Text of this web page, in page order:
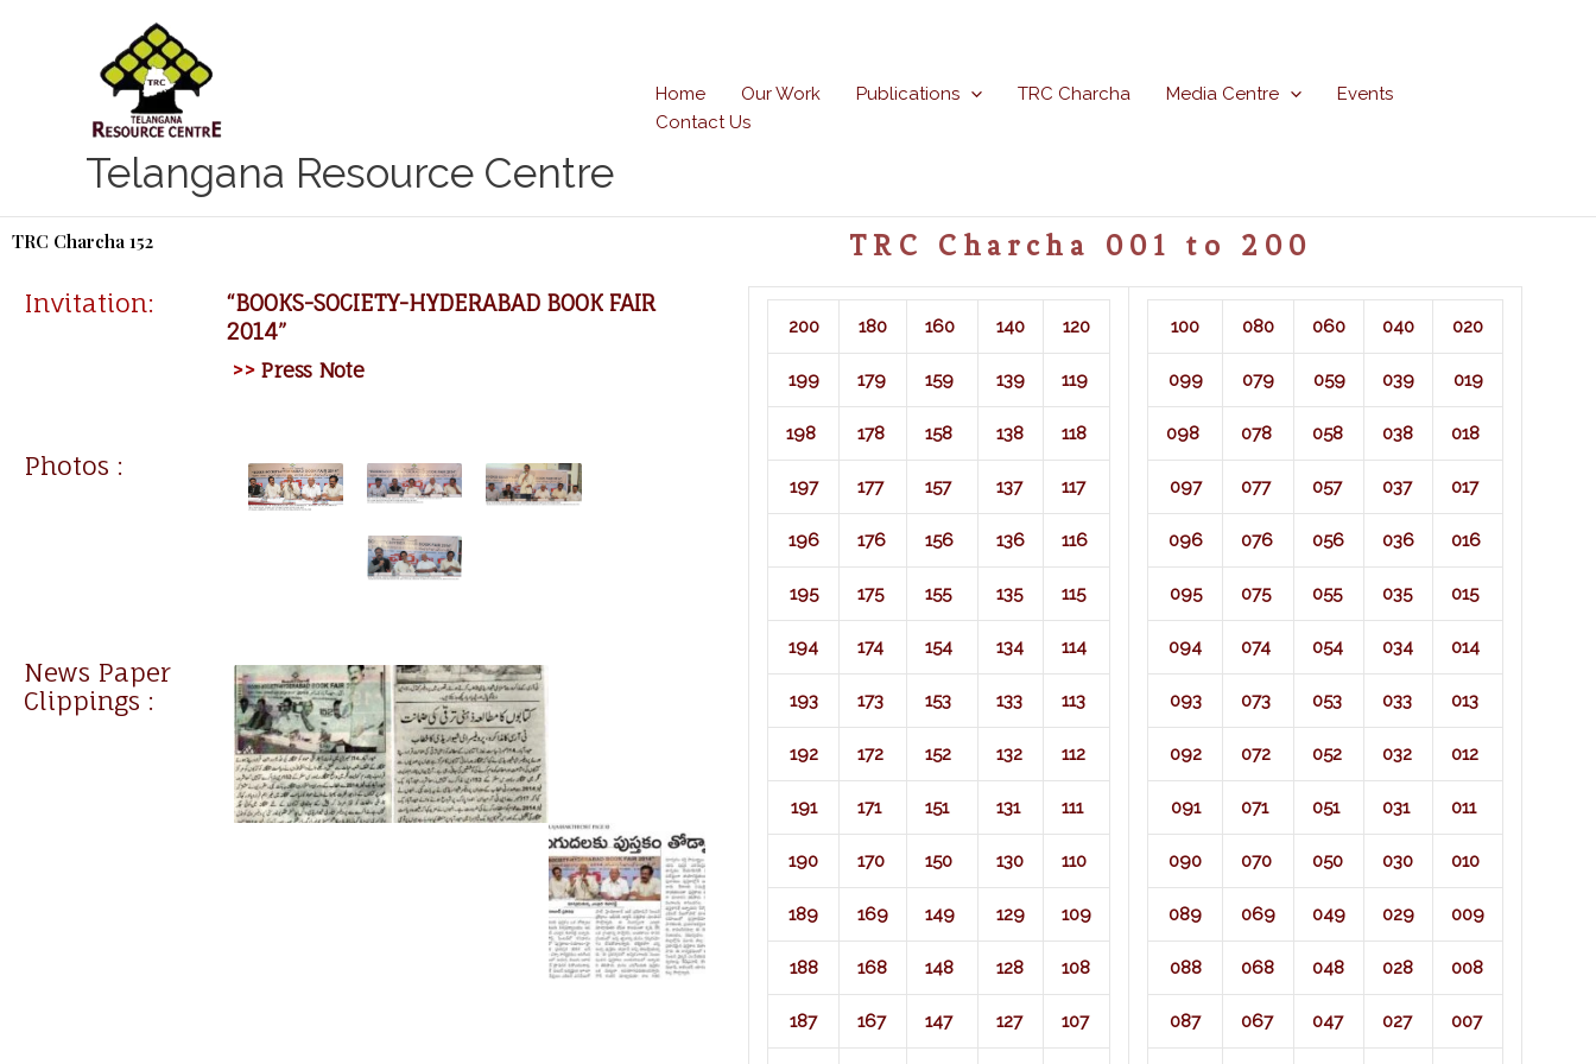
Telangana Resource Centre
Home Our Work Publications TRC Charcha Media Centre
Events
Contact Us
TRC Charcha 152
Invitation:
“BOOKS-SOCIETY-HYDERABAD BOOK FAIR
2014”
>> Press Note
Photos :
News Paper
Clippings :
TRC Charcha 001 to 200
200 180 160 140 120
199 179 159 139 119
198 178 158 138 118
197 177 157 137 117
196 176 156 136 116
195 175 155 135 115
194 174 154 134 114
193 173 153 133 113
192 172 152 132 112
191 171 151 131 111
190 170 150 130 110
189 169 149 129 109
188 168 148 128 108
187 167 147 127 107
100 080 060 040 020
099 079 059 039 019
098 078 058 038 018
097 077 057 037 017
096 076 056 036 016
095 075 055 035 015
094 074 054 034 014
093 073 053 033 013
092 072 052 032 012
091 071​ 051 031 011
090 070 050 030 010
089 069 049 029 009
088 068 048 028 008
087 067 047 027 007